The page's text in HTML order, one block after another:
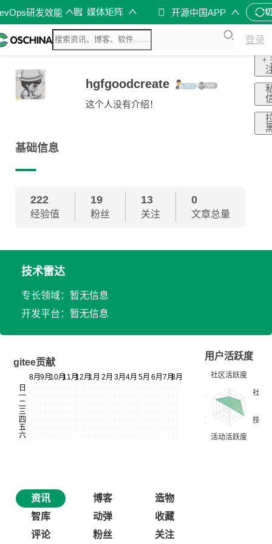
研发效能 媒体矩阵 开源中国APP
登录
hgfgoodcreate
这个人没有介绍！
+
基础信息
222
经验值
19
粉丝
13
关注
0
文章总量
技术雷达
专长领域：暂无信息
开发平台：暂无信息
gitee贡献
用户活跃度
资讯 博客
造物
智库
动弹
收藏
评论
粉丝 关注